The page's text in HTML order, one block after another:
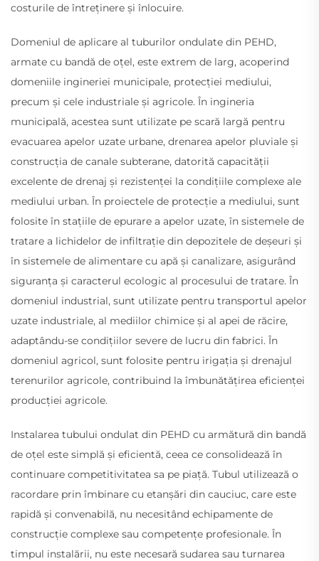
costurile de întreținere și înlocuire.
Domeniul de aplicare al tuburilor ondulate din PEHD,
armate cu bandă de oțel, este extrem de larg, acoperind
domeniile ingineriei municipale, protecției mediului,
precum și cele industriale și agricole. În ingineria
municipală, acestea sunt utilizate pe scară largă pentru
evacuarea apelor uzate urbane, drenarea apelor pluviale și
construcția de canale subterane, datorită capacității
excelente de drenaj și rezistenței la condițiile complexe ale
mediului urban. În proiectele de protecție a mediului, sunt
folosite în stațiile de epurare a apelor uzate, în sistemele de
tratare a lichidelor de infiltrație din depozitele de deșeuri și
în sistemele de alimentare cu apă și canalizare, asigurând
siguranța și caracterul ecologic al procesului de tratare. În
domeniul industrial, sunt utilizate pentru transportul apelor
uzate industriale, al mediilor chimice și al apei de răcire,
adaptându-se condițiilor severe de lucru din fabrici. În
domeniul agricol, sunt folosite pentru irigația și drenajul
terenurilor agricole, contribuind la îmbunătățirea eficienței
producției agricole.
Instalarea tubului ondulat din PEHD cu armătură din bandă
de oțel este simplă și eficientă, ceea ce consolidează în
continuare competitivitatea sa pe piață. Tubul utilizează o
racordare prin îmbinare cu etanșări din cauciuc, care este
rapidă și convenabilă, nu necesitând echipamente de
construcție complexe sau competențe profesionale. În
timpul instalării, nu este necesară sudarea sau turnarea